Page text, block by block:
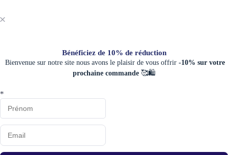
Bénéficiez de 10% de réduction
Bienvenue sur notre site nous avons le plaisir de vous offrir -10% sur votre
prochaine commande 🥰🛍️
*